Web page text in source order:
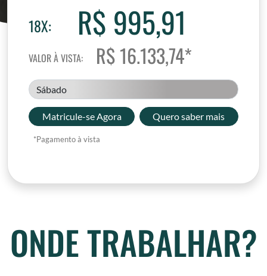
18X: R$ 995,91
VALOR À VISTA: R$ 16.133,74*
Sábado
Matricule-se Agora Quero saber mais
*Pagamento à vista
ONDE TRABALHAR?